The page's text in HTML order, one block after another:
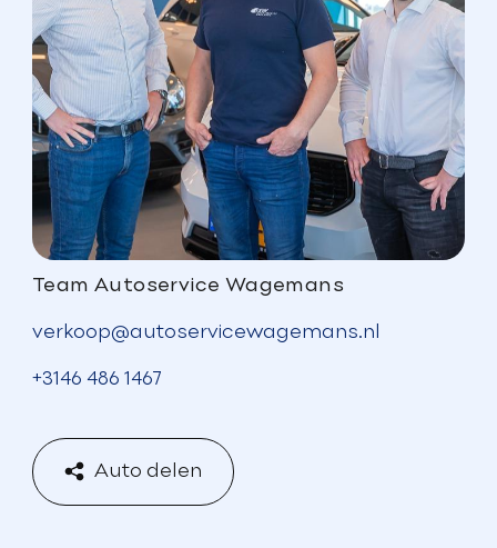
Team Autoservice Wagemans
verkoop@autoservicewagemans.nl
+3146 486 1467
Auto delen